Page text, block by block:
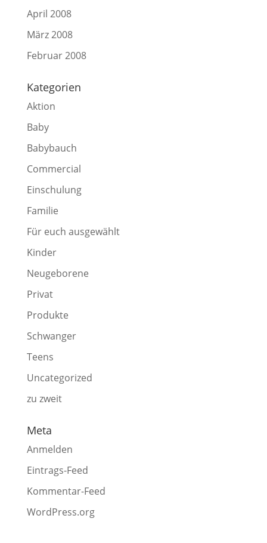
April 2008
März 2008
Februar 2008
Kategorien
Aktion
Baby
Babybauch
Commercial
Einschulung
Familie
Für euch ausgewählt
Kinder
Neugeborene
Privat
Produkte
Schwanger
Teens
Uncategorized
zu zweit
Meta
Anmelden
Eintrags-Feed
Kommentar-Feed
WordPress.org